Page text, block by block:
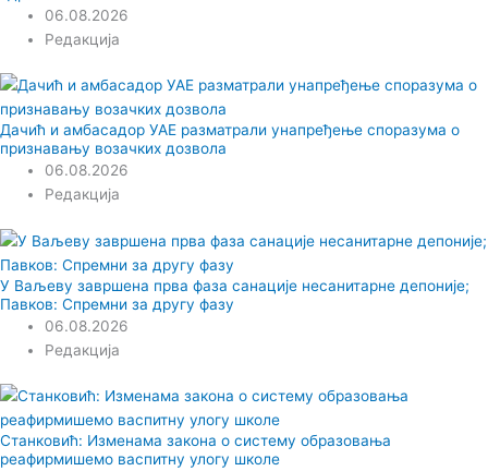
06.08.2026
Редакција
Дачић и амбасадор УАЕ разматрали унапређење споразума о
признавању возачких дозвола
06.08.2026
Редакција
У Ваљеву завршена прва фаза санације несанитарне депоније;
Павков: Спремни за другу фазу
06.08.2026
Редакција
Станковић: Изменама закона о систему образовања
реафирмишемо васпитну улогу школе